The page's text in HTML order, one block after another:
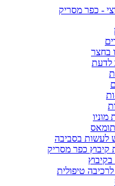
בחצר
לדעת
מוניו
לעשות בסביבה
קיבוץ כפר מסריק
בקיבוץ
טיפולית